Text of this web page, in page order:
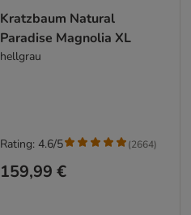
Kratzbaum Natural
Paradise Magnolia XL
hellgrau
159,99 €
Rating: 4.6/5 (2664)